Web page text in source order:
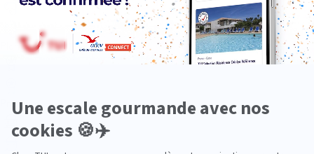
Plongée
Premium